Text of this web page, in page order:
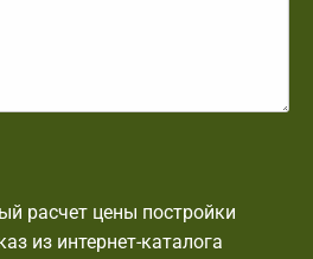
расчет цены постройки
из интернет-каталога